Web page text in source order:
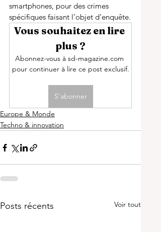
smartphones, pour des crimes
spécifiques faisant l’objet d’enquête.
Vous souhaitez en lire
plus ?
Abonnez-vous à sd-magazine.com
pour continuer à lire ce post exclusif.
S'abonner
Europe & Monde
Techno & innovation
Posts récents Voir tout